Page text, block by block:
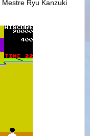
Mestre Ryu Kanzuki